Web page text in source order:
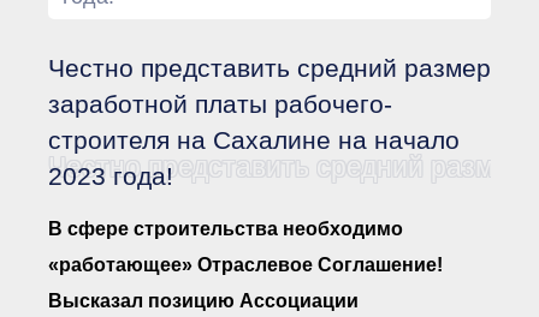
● Действующие документы
● Сбор предложений во
внутренние документы
Финансовая отчетность
Компенсационный фонд
● Реестр членов
Ассоциации
«Сахалинстрой»
Ассоциации,
Честно представить средний размер
заработной платы рабочего-
строителя на Сахалине на начало
2023 года!
Честно представить средний
В сфере строительства необходимо
«работающее» Отраслевое Соглашение!
Высказал позицию Ассоциации